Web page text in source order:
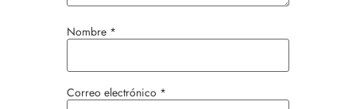
Nombre *
Correo electrónico *